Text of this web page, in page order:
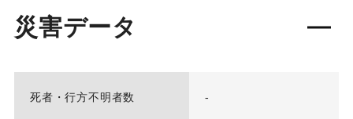
災害データ
死者・行方不明者数 -